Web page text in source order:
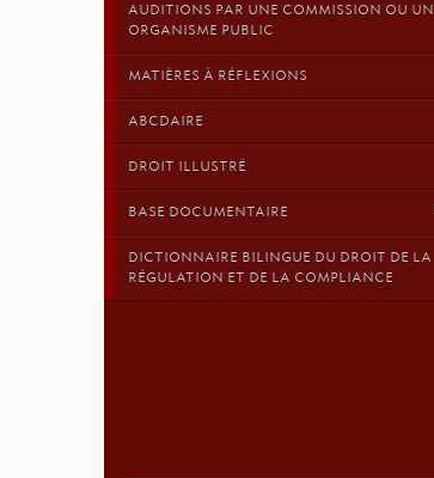
AUDITIONS PAR UNE COMMISSION OU UN
ORGANISME PUBLIC
MATIÈRES À RÉFLEXIONS
ABCDAIRE
DROIT ILLUSTRÉ
BASE DOCUMENTAIRE
DICTIONNAIRE BILINGUE DU DROIT DE LA
RÉGULATION ET DE LA COMPLIANCE